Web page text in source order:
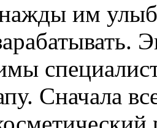
им
Сначала